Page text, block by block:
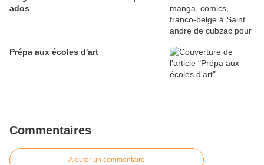
ados
Prépa aux écoles d'art
Commentaires
Ajouter un commentaire